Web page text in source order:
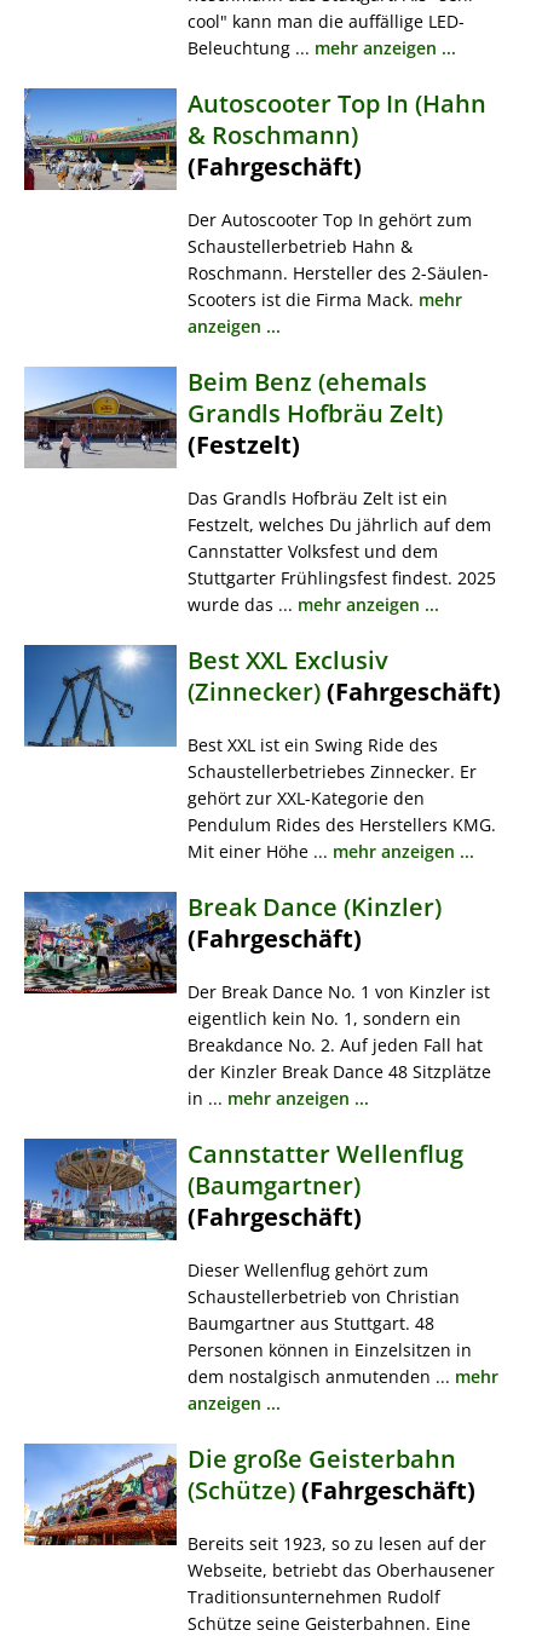
cool" kann man die auffällige LED-
Beleuchtung ... mehr anzeigen ...
Autoscooter Top In (Hahn
& Roschmann)
(Fahrgeschäft)
Der Autoscooter Top In gehört zum
Schaustellerbetrieb Hahn &
Roschmann. Hersteller des 2-Säulen-
Scooters ist die Firma Mack. mehr
anzeigen ...
Beim Benz (ehemals
Grandls Hofbräu Zelt)
(Festzelt)
Das Grandls Hofbräu Zelt ist ein
Festzelt, welches Du jährlich auf dem
Cannstatter Volksfest und dem
Stuttgarter Frühlingsfest findest. 2025
wurde das ... mehr anzeigen ...
Best XXL Exclusiv
(Zinnecker)(Fahrgeschäft)
Best XXL ist ein Swing Ride des
Schaustellerbetriebes Zinnecker. Er
gehört zur XXL-Kategorie den
Pendulum Rides des Herstellers KMG.
Mit einer Höhe ... mehr anzeigen ...
Break Dance (Kinzler)
(Fahrgeschäft)
Der Break Dance No. 1 von Kinzler ist
eigentlich kein No. 1, sondern ein
Breakdance No. 2. Auf jeden Fall hat
der Kinzler Break Dance 48 Sitzplätze
in ... mehr anzeigen ...
Cannstatter Wellenflug
(Baumgartner)
(Fahrgeschäft)
Dieser Wellenflug gehört zum
Schaustellerbetrieb von Christian
Baumgartner aus Stuttgart. 48
Personen können in Einzelsitzen in
dem nostalgisch anmutenden ... mehr
anzeigen ...
Die große Geisterbahn
(Schütze)(Fahrgeschäft)
Bereits seit 1923, so zu lesen auf der
Webseite, betriebt das Oberhausener
Traditionsunternehmen Rudolf
Schütze seine Geisterbahnen. Eine